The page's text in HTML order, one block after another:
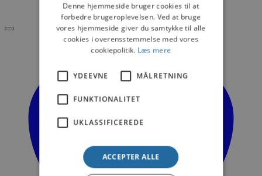
Denne hjemmeside bruger cookies til at
forbedre brugeroplevelsen. Ved at bruge
vores hjemmeside giver du samtykke til alle
cookies i overensstemmelse med vores
cookiepolitik. Læs mere
YDEEVNE MÅLRETNING
FUNKTIONALITET
UKLASSIFICEREDE
ACCEPTER ALLE